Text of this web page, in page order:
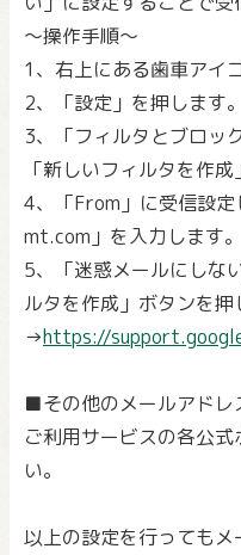
～操作手順～
1、右上にある歯車アイ
2、「設定」を押します。
3、「フィルタとブロッ
「新しいフィルタを作成
4、「From」に受信設
mt.com」を入力します。
5、「迷惑メールにしな
ルタを作成」ボタンを押
→https://
■その他のメールアドレ
ご利用サービスの各公
い。
以上の設定を行っても